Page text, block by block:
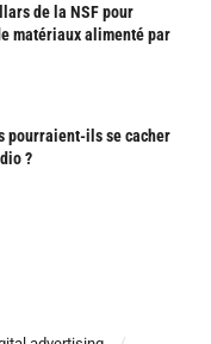
de la NSF pour
matériaux alimenté par
pourraient-ils se cacher
?